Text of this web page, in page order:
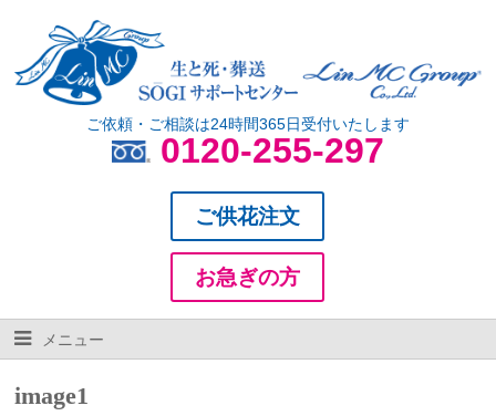
ご依頼・ご相談は24時間365日受付いたします
0120-255-297
ご供花注文
お急ぎの方
メニュー
image1